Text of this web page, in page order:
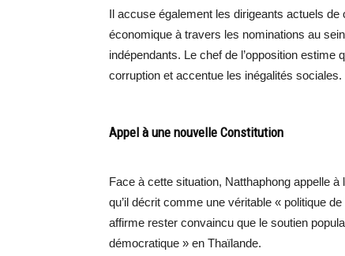
Il accuse également les dirigeants actuels
économique à travers les nominations au
indépendants. Le chef de l’opposition
corruption et accentue les inégalités sociales.
Appel à une nouvelle Constitution
Face à cette situation, Natthaphong appelle à
qu’il décrit comme une véritable « politique
affirme rester convaincu que le soutien
démocratique » en Thaïlande.